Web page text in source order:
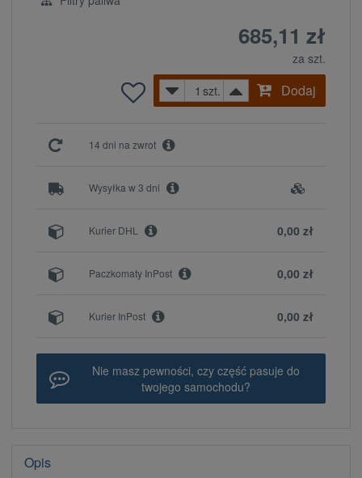
685,11 zł
za szt.
szt.
Dodaj
14 dni na zwrot
Wysyłka w 3 dni
0,00 zł
Kurier DHL
0,00 zł
Paczkomaty InPost
0,00 zł
Kurier InPost
Nie masz pewności, czy część pasuje do
twojego samochodu?
Opis